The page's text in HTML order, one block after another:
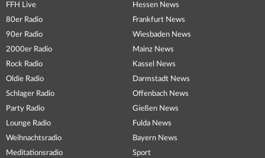
FFH Live
80er Radio
90er Radio
2000er Radio
Rock Radio
Oldie Radio
Schlager Radio
Party Radio
Lounge Radio
Weihnachtsradio
Meditationsradio
Hessen News
Frankfurt News
Wiesbaden News
Mainz News
Kassel News
Darmstadt News
Offenbach News
Gießen News
Fulda News
Bayern News
Sport